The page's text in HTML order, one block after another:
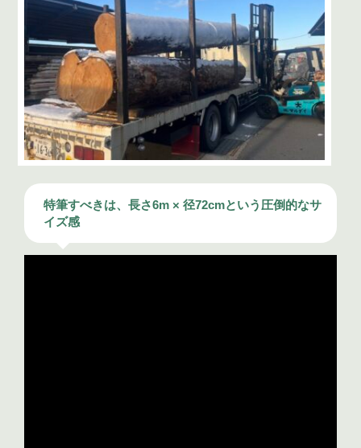
特筆すべきは、長さ6m × 径72cmという圧倒的なサ
イズ感